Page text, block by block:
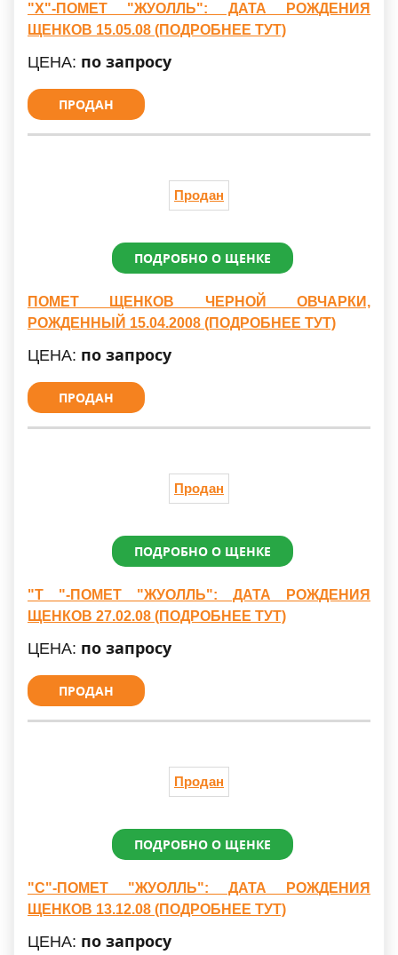
"Х"-ПОМЕТ "ЖУОЛЛЬ": ДАТА РОЖДЕНИЯ
ЩЕНКОВ 15.05.08 (ПОДРОБНЕЕ ТУТ)
ЦЕНА: по запросу
ПРОДАН
Продан
ПОДРОБНО О ЩЕНКЕ
ПОМЕТ ЩЕНКОВ ЧЕРНОЙ ОВЧАРКИ,
РОЖДЕННЫЙ 15.04.2008 (ПОДРОБНЕЕ ТУТ)
ЦЕНА: по запросу
ПРОДАН
Продан
ПОДРОБНО О ЩЕНКЕ
"Т "-ПОМЕТ "ЖУОЛЛЬ": ДАТА РОЖДЕНИЯ
ЩЕНКОВ 27.02.08 (ПОДРОБНЕЕ ТУТ)
ЦЕНА: по запросу
ПРОДАН
Продан
ПОДРОБНО О ЩЕНКЕ
"C"-ПОМЕТ "ЖУОЛЛЬ": ДАТА РОЖДЕНИЯ
ЩЕНКОВ 13.12.08 (ПОДРОБНЕЕ ТУТ)
ЦЕНА: по запросу